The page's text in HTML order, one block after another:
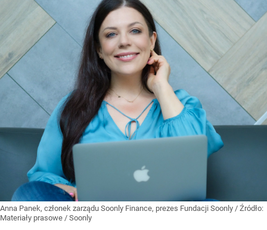
Anna Panek, członek zarządu Soonly Finance, prezes Fundacji Soonly / Źródło:
Materiały prasowe / Soonly